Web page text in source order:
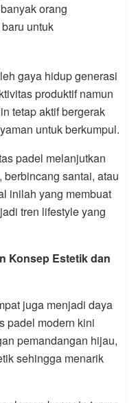
orang
untuk
gaya hidup generasi
produktif namun
tetap aktif bergerak
untuk berkumpul.
padel melanjutkan
santai, atau
inilah yang membuat
tren lifestyle yang
Konsep Estetik dan
juga menjadi daya
padel modern kini
pemandangan hijau,
sehingga menarik